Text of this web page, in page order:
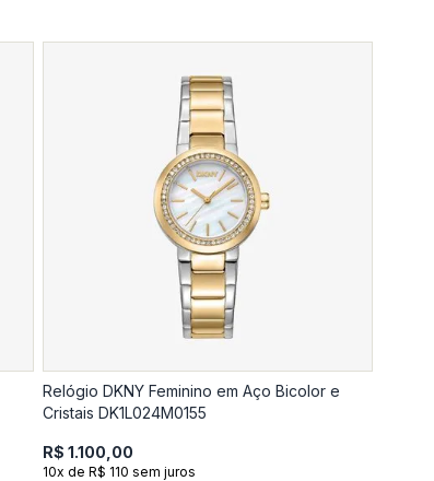
Relógio DKNY Feminino em Aço Bicolor e
Cristais DK1L024M0155
R$ 1.100,00
10x de R$ 110 sem juros